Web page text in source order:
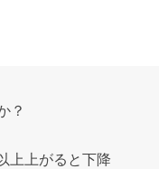
？
上上がると下降